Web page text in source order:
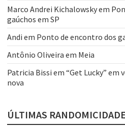
Marco Andrei Kichalowskyem
gaúchos em SP
Andi em Ponto de encontro dos
Antônio Oliveira em Meia
Patricia Bissi em “Get Lucky” em
nova
ÚLTIMAS